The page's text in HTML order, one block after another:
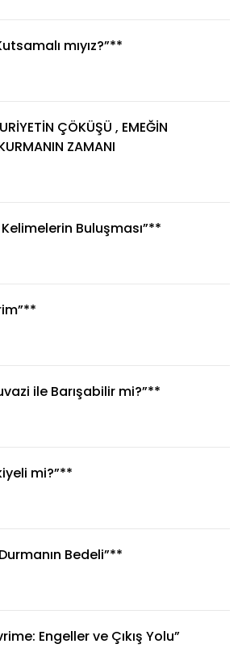
mıyız?”**
ÇÖKÜŞÜ , EMEĞİN
ZAMANI
Buluşması”**
ile Barışabilir mi?”**
mi?”**
Bedeli”**
Engeller ve Çıkış Yolu”